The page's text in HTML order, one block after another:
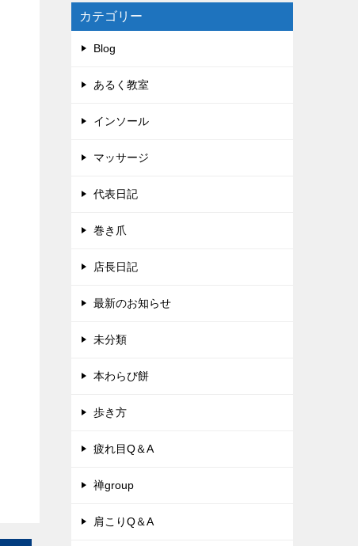
カテゴリー
Blog
あるく教室
インソール
マッサージ
代表日記
巻き爪
店長日記
最新のお知らせ
未分類
本わらび餅
歩き方
疲れ目Q＆A
禅group
肩こりQ＆A